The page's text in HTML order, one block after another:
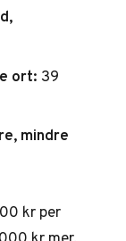
ort:39
mindre
kr per